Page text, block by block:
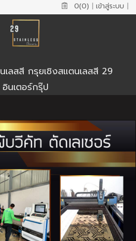
0(0) | เข้าสู่ระบบ |
เลสสี กรุยเชิงสแตนเลสสี 29
อินเตอร์กรุ๊ป